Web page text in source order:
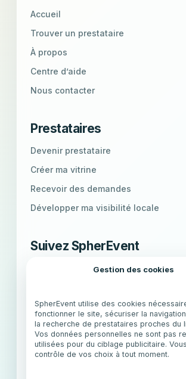
Gestion des cookies
SpherEvent utilise des cookies
fonctionner le site, sécuriser la
la recherche de prestataires proches du
Vos données personnelles ne sont pas
utilisées pour du ciblage publicitaire.
contrôle de vos choix à tout moment.
Accueil
Trouver un prestataire
À propos
Centre d’aide
Nous contacter
Prestataires
Devenir prestataire
Créer ma vitrine
Recevoir des demandes
Développer ma visibilité locale
Suivez SpherEvent
Retrouvez l’univers SpherEvent, les
IG Instagram f Facebook
X X (Twitter)